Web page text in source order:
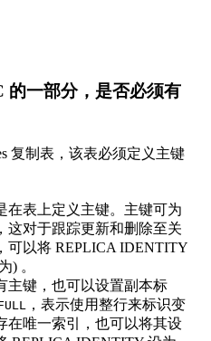
的一部分，是否必须有
复制表，该表必须定义主键
在表上定义主键。主键可为
这对于跟踪更新和删除至关
可以将 REPLICA IDENTITY
) 。
主键，也可以设置副本标
，表示使用整行来标识变
在唯一索引，也可以将其设